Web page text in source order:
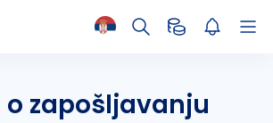
o zapošljavanju